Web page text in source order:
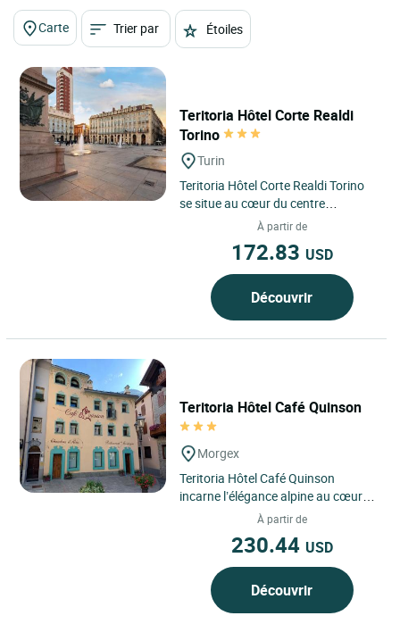
Carte Trier par Étoiles
Teritoria Hôtel Corte Realdi
Torino
Turin
Teritoria Hôtel Corte Realdi Torino
se situe au cœur du centre
historique de Turin, offrant une
contemporaine...
À partir de
172.83 USD
Découvrir
Teritoria Hôtel Café Quinson
Morgex
Teritoria Hôtel Café Quinson
incarne l’élégance alpine au cœur
de Morgex, dans le Val d’Aoste en
À partir de
230.44 USD
Découvrir